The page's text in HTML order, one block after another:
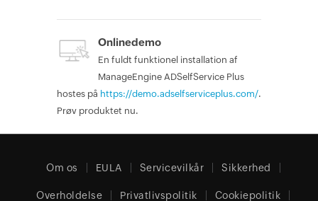
Onlinedemo
En fuldt funktionel installation af
ManageEngine ADSelfService Plus
hostes på https://demo.adselfserviceplus.com/.
Prøv produktet nu.
Om os EULA Servicevilkår Sikkerhed
Overholdelse Privatlivspolitik Cookiepolitik